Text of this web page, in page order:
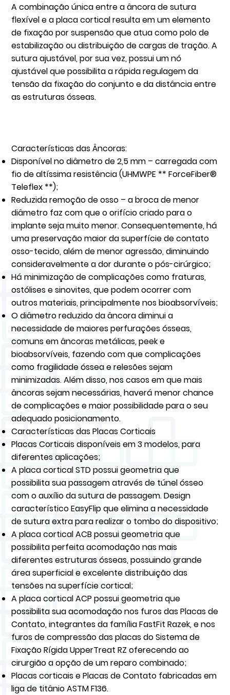
A combinação única entre a âncora de sutura
flexível e a placa cortical resulta em um elemento
de fixação por suspensão que atua como polo de
estabilização ou distribuição de cargas de tração. A
sutura ajustável, por sua vez, possui um nó
ajustável que possibilita a rápida regulagem da
tensão da fixação do conjunto e da distância entre
as estruturas ósseas.
Características das Âncoras:
Disponível no diâmetro de 2,5 mm – carregada com
fio de altíssima resistência (UHMWPE ** ForceFiber®
Teleflex **);
Reduzida remoção de osso – a broca de menor
diâmetro faz com que o orifício criado para o
implante seja muito menor. Consequentemente, há
uma preservação maior da superfície de contato
osso-tecido, além de menor agressão, diminuindo
consideravelmente a dor durante o pós-cirúrgico;
Há minimização de complicações como fraturas,
ostólises e sinovites, que podem ocorrer com
outros materiais, principalmente nos bioabsorvíveis;
O diâmetro reduzido da âncora diminui a
necessidade de maiores perfurações ósseas,
comuns em âncoras metálicas, peek e
bioabsorvíveis, fazendo com que complicações
como fragilidade óssea e relesões sejam
minimizadas. Além disso, nos casos em que mais
âncoras sejam necessárias, haverá menor chance
de complicações e maior possibilidade para o seu
adequado posicionamento.
Características das Placas Corticais
Placas Corticais disponíveis em 3 modelos, para
diferentes aplicações;
A placa cortical STD possui geometria que
possibilita sua passagem através de túnel ósseo
com o auxílio da sutura de passagem. Design
característico EasyFlip que elimina a necessidade
de sutura extra para realizar o tombo do dispositivo;
A placa cortical ACB possui geometria que
possibilita perfeita acomodação nas mais
diferentes estruturas ósseas, possuindo grande
área superficial e excelente distribuição das
tensões na superfície cortical;
A placa cortical ACP possui geometria que
possibilita sua acomodação nos furos das Placas de
Contato, integrantes da família FastFit Razek, e nos
furos de compressão das placas do Sistema de
Fixação Rígida UpperTreat RZ oferecendo ao
cirurgião a opção de um reparo combinado;
Placas corticais e Placas de Contato fabricadas em
liga de titânio ASTM F136.